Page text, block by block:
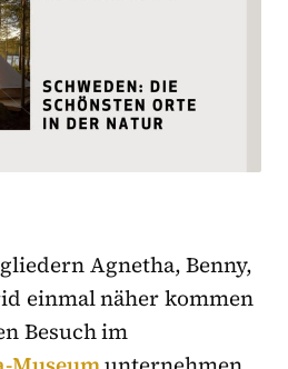
Agnetha, Benny,
einmal näher kommen
Besuch im